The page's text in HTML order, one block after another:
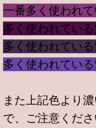
一番多く使われ
多く使われている
多く使われてい
多く使われてい
また上記色より
で、ご注意くださ